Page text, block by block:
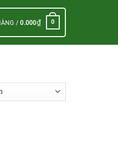
/0.000₫ 0